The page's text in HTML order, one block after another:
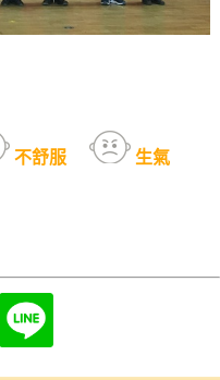
不舒服 生氣